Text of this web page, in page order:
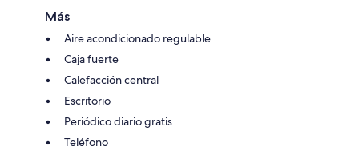
Más
Aire acondicionado regulable
Caja fuerte
Calefacción central
Escritorio
Periódico diario gratis
Teléfono